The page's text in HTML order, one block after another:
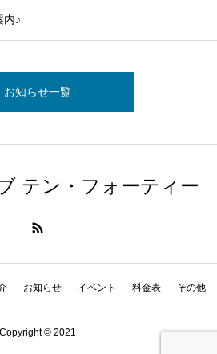
内♪
お知らせ一覧
テン・フォーティー
お知らせ イベント 料金表 その他
Copyright © 2021